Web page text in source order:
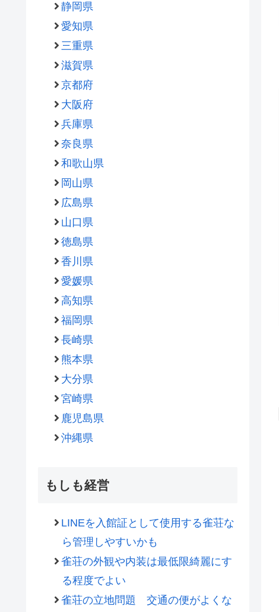
静岡県
愛知県
三重県
滋賀県
京都府
大阪府
兵庫県
奈良県
和歌山県
岡山県
広島県
山口県
徳島県
香川県
愛媛県
高知県
福岡県
長崎県
熊本県
大分県
宮崎県
鹿児島県
沖縄県
もしも経営
LINEを入館証として使用する雀荘な
ら管理しやすいかも
雀荘の外観や内装は最低限綺麗にす
る程度でよい
雀荘の立地問題 交通の便がよくな